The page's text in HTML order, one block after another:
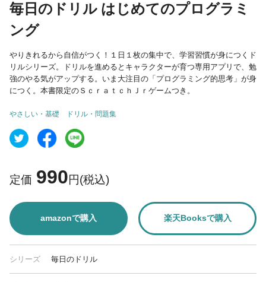
毎日のドリル はじめてのプログラミ
ング
やりきれるから自信がつく！１日１枚の集中で、学習習慣が身につくド
リルシリーズ。ドリルを進めるとキャラクターが育つ専用アプリで、勉
強のやる気がアップする。いま大注目の「プログラミング的思考」が身
につく。本書限定のＳｃｒａｔｃｈＪｒゲームつき。
やさしい・基礎 ドリル・問題集
定価 990円(税込)
amazonで購入 楽天Booksで購入
シリーズ 毎日のドリル